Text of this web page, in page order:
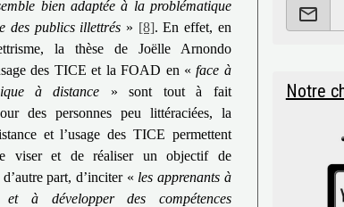
bien adaptée à la problématique
des publics illettrés » [8]. En effet, en
la thèse de Joëlle Arnondo
des TICE et la FOAD en «face à
à distance » sont tout à fait
des personnes peu littéraciées, la
et l’usage des TICE permettent
viser et de réaliser un objectif de
part, d’inciter « les apprenants à
à développer des compétences
Notre